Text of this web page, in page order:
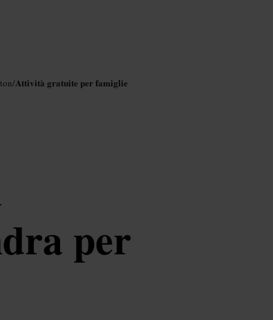
/Attività gratuite per famiglie
per